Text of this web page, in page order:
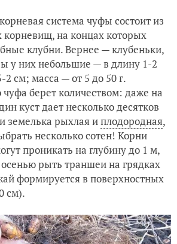
система чуфы состоит из
корневищ, на концах которых
клубни. Вернее — клубеньки,
у них небольшие — в длину 1-2
см; масса — от 5 до 50 г.
берет количеством: даже на
куст дает несколько десятков
земелька рыхлая иплодородная,
несколько сотен! Корни
проникать на глубину до 1 м,
рыть траншеи на грядках
формируется в поверхностных
см).